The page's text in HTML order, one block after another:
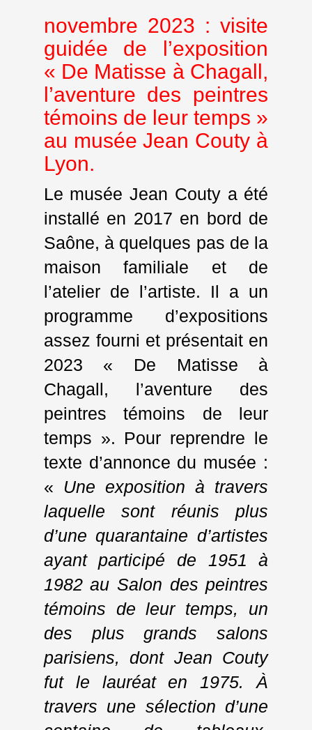
novembre 2023 : visite
guidée de l’exposition
« De Matisse à Chagall,
l’aventure des peintres
témoins de leur temps »
au musée Jean Couty à
Lyon.
Le musée Jean Couty a été
installé en 2017 en bord de
Saône, à quelques pas de la
maison familiale et de
l’atelier de l’artiste. Il a un
programme d’expositions
assez fourni et présentait en
2023 « De Matisse à
Chagall, l’aventure des
peintres témoins de leur
temps ». Pour reprendre le
texte d’annonce du musée :
« Une exposition à travers
laquelle sont réunis plus
d’une quarantaine d’artistes
ayant participé de 1951 à
1982 au Salon des peintres
témoins de leur temps, un
des plus grands salons
parisiens, dont Jean Couty
fut le lauréat en 1975. À
travers une sélection d’une